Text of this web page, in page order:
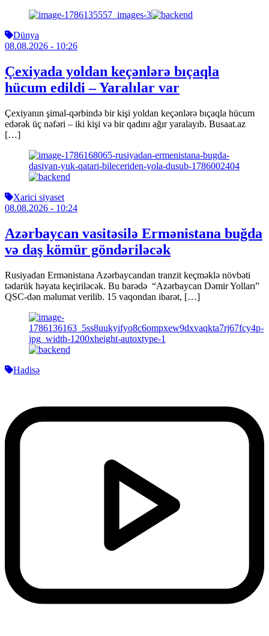
Dünya
08.08.2026 - 10:26
Çexiyada yoldan keçənlərə bıçaqla
hücum edildi – Yaralılar var
Çexiyanın şimal-qərbində bir kişi yoldan keçənlərə bıçaqla hücum
edərək üç nəfəri – iki kişi və bir qadını ağır yaralayıb. Busaat.az
[…]
Xarici siyaset
08.08.2026 - 10:24
Azərbaycan vasitəsilə Ermənistana buğda
və daş kömür göndəriləcək
Rusiyadan Ermənistana Azərbaycandan tranzit keçməklə növbəti
tədarük həyata keçiriləcək. Bu barədə “Azərbaycan Dəmir Yolları”
QSC-dən məlumat verilib. 15 vaqondan ibarət, […]
Hadisə